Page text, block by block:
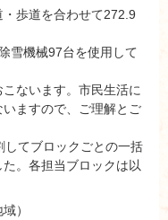
歩道を合わせて272.9
雪機械97台を使用して
ないます。市民生活に
ますので、ご理解とご
てブロックごとの一括
。各担当ブロックは以
）